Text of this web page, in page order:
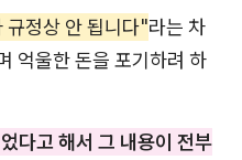
정상 안 됩니다"라는 차
억울한 돈을 포기하려 하
다고 해서 그 내용이 전부